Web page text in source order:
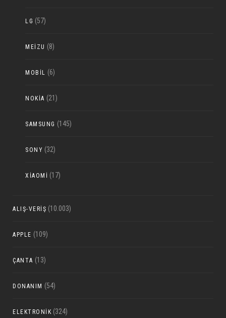
LG (57)
MEIZU (8)
MOBIL (6)
NOKIA (21)
SAMSUNG (145)
SONY (32)
XIAOMI (17)
ALIŞ-VERIŞ (10.003)
APPLE (109)
ÇANTA (13)
DONANIM (54)
ELEKTRONIK (324)